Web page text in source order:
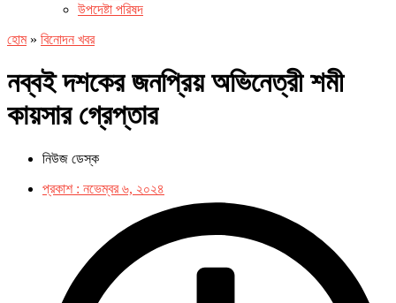
উপদেষ্টা পরিষদ
হোম» বিনোদন খবর
নব্বই দশকের জনপ্রিয় অভিনেত্রী শমী
কায়সার গ্রেপ্তার
নিউজ ডেস্ক
প্রকাশ : নভেম্বর ৬, ২০২৪